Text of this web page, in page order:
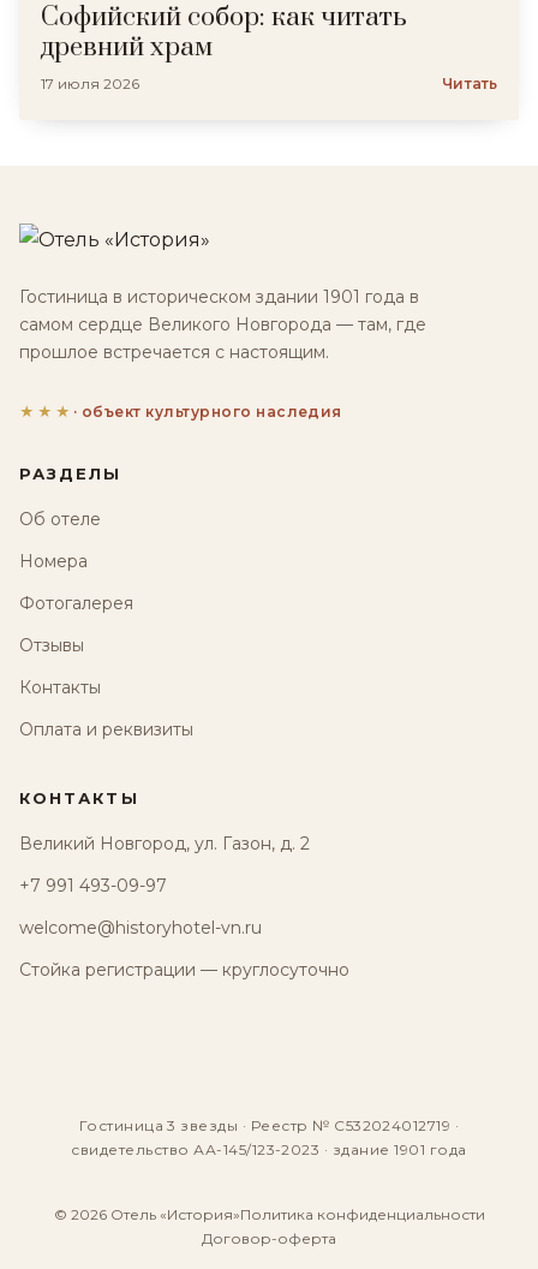
Софийский собор: как читать
древний храм
17 июля 2026 Читать
Гостиница в историческом здании 1901 года в
самом сердце Великого Новгорода — там, где
прошлое встречается с настоящим.
★★★ · объект культурного наследия
РАЗДЕЛЫ
Об отеле
Номера
Фотогалерея
Отзывы
Контакты
Оплата и реквизиты
КОНТАКТЫ
Великий Новгород, ул. Газон, д. 2
+7 991 493-09-97
welcome@historyhotel-vn.ru
Стойка регистрации — круглосуточно
Гостиница 3 звезды · Реестр № С532024012719 ·
свидетельство АА-145/123-2023 · здание 1901 года
© 2026 Отель «История»Политика конфиденциальности
Договор-оферта